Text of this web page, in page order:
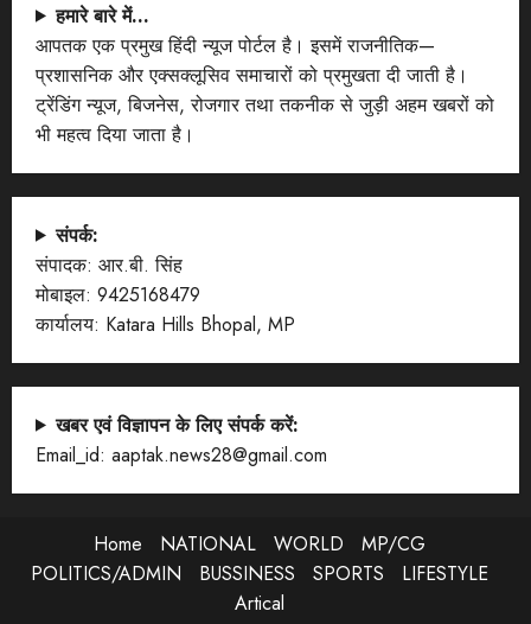
हमारे बारे में…
आपतक एक प्रमुख हिंदी न्यूज पोर्टल है। इसमें राजनीतिक—
प्रशासनिक और एक्सक्लूसिव समाचारों को प्रमुखता दी जाती है।
ट्रेंडिंग न्यूज, बिजनेस, रोजगार तथा तकनीक से जुड़ी अहम खबरों को
भी महत्व दिया जाता है।
संपर्क:
संपादक: आर.बी. सिंह
मोबाइल: 9425168479
कार्यालय: Katara Hills Bhopal, MP
खबर एवं विज्ञापन के लिए संपर्क करें:
Email_id: aaptak.news28@gmail.com
Home NATIONAL WORLD
MP/CG
POLITICS/ADMIN
BUSSINESS SPORTS
LIFESTYLE
Artical